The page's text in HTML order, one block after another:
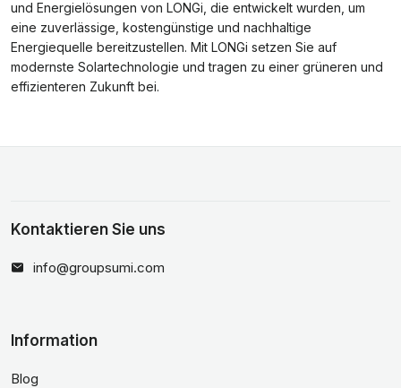
und Energielösungen von LONGi, die entwickelt wurden, um
eine zuverlässige, kostengünstige und nachhaltige
Energiequelle bereitzustellen. Mit LONGi setzen Sie auf
modernste Solartechnologie und tragen zu einer grüneren und
effizienteren Zukunft bei.
Kontaktieren Sie uns
info@groupsumi.com
Information
Blog